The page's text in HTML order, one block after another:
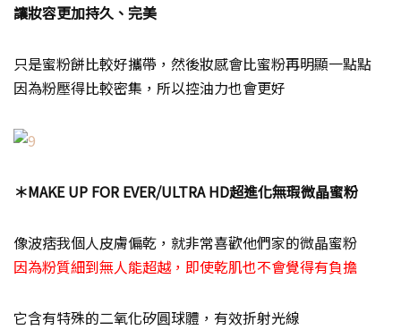
讓妝容更加持久、完美
只是蜜粉餅比較好攜帶，然後妝感會比蜜粉再明顯一點點
因為粉壓得比較密集，所以控油力也會更好
＊MAKE UP FOR EVER/ULTRA HD超進化無瑕微晶蜜粉
像波痞我個人皮膚偏乾，就非常喜歡他們家的微晶蜜粉
因為粉質細到無人能超越，即使乾肌也不會覺得有負擔
它含有特殊的二氧化矽圓球體，有效折射光線